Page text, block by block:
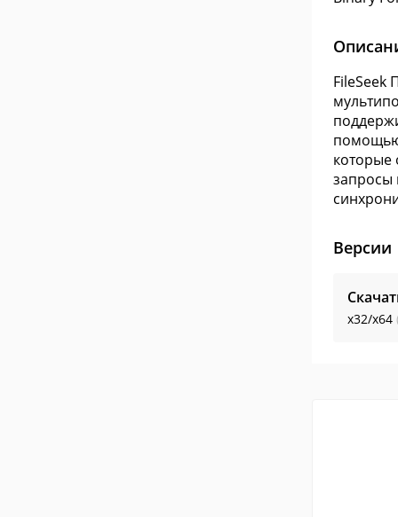
FileSeek
которые
запросы
Версии
x32/x64